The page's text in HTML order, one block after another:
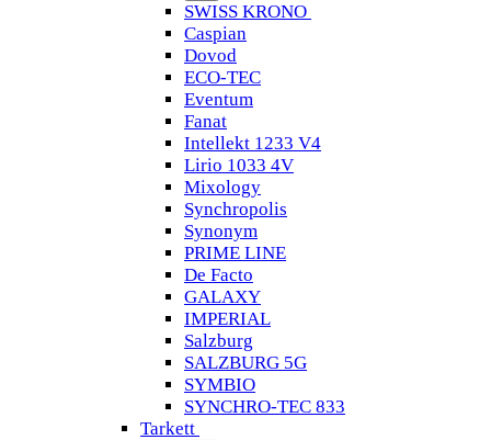
SWISS KRONO
Caspian
Dovod
ECO-TEC
Eventum
Fanat
Intellekt 1233 V4
Lirio 1033 4V
Mixology
Synchropolis
Synonym
PRIME LINE
De Facto
GALAXY
IMPERIAL
Salzburg
SALZBURG 5G
SYMBIO
SYNCHRO-TEC 833
Tarkett